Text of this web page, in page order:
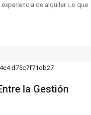
de alquiler. Lo que
la Gestión